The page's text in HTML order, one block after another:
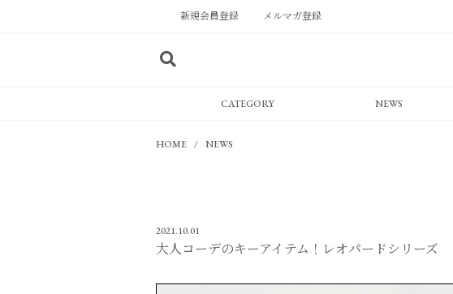
新規会員登録 メルマガ登録
CATEGORY NEWS
HOME NEWS
2021.10.01
大人コーデのキーアイテム！レオパードシリーズ